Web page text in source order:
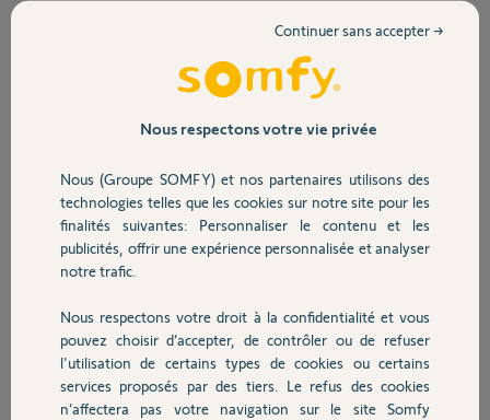
Sécurité
Domotique
Chauffage
Autres produits
copie Smoove Origin io sur Keygo Io
Bonjour, comment puis-je copier la télécommande Smoove Origin Io
qui commande mon volet d'entrée sur une télécommande Keygo io.
J'ai dû réinitialiser ma télécommande Smoove Origin io et je ne sais
plus comment appairer les 2 télécommandes. Merciiiiiii
Jillian C.
il y a environ 3 ans
Participer au fil de discussion
Réponses
Nous respectons votre vie privée
Nous (Groupe SOMFY) et nos partenaires utilisons des
technologies telles que les cookies sur notre site pour les
finalités suivantes: Personnaliser le contenu et les
publicités, offrir une expérience personnalisée et analyser
notre trafic.
Nous respectons votre droit à la confidentialité et vous
pouvez choisir d’accepter, de contrôler ou de refuser
l'utilisation de certains types de cookies ou certains
services proposés par des tiers. Le refus des cookies
n’affectera pas votre navigation sur le site Somfy
Continuer sans accepter →